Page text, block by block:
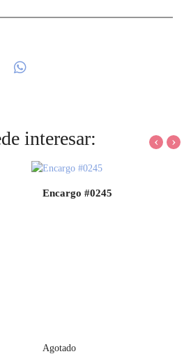
interesar:
Encargo #0245
Agotado
‹ ›